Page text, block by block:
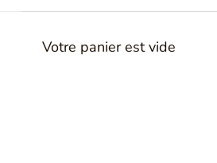
Votre panier est vide